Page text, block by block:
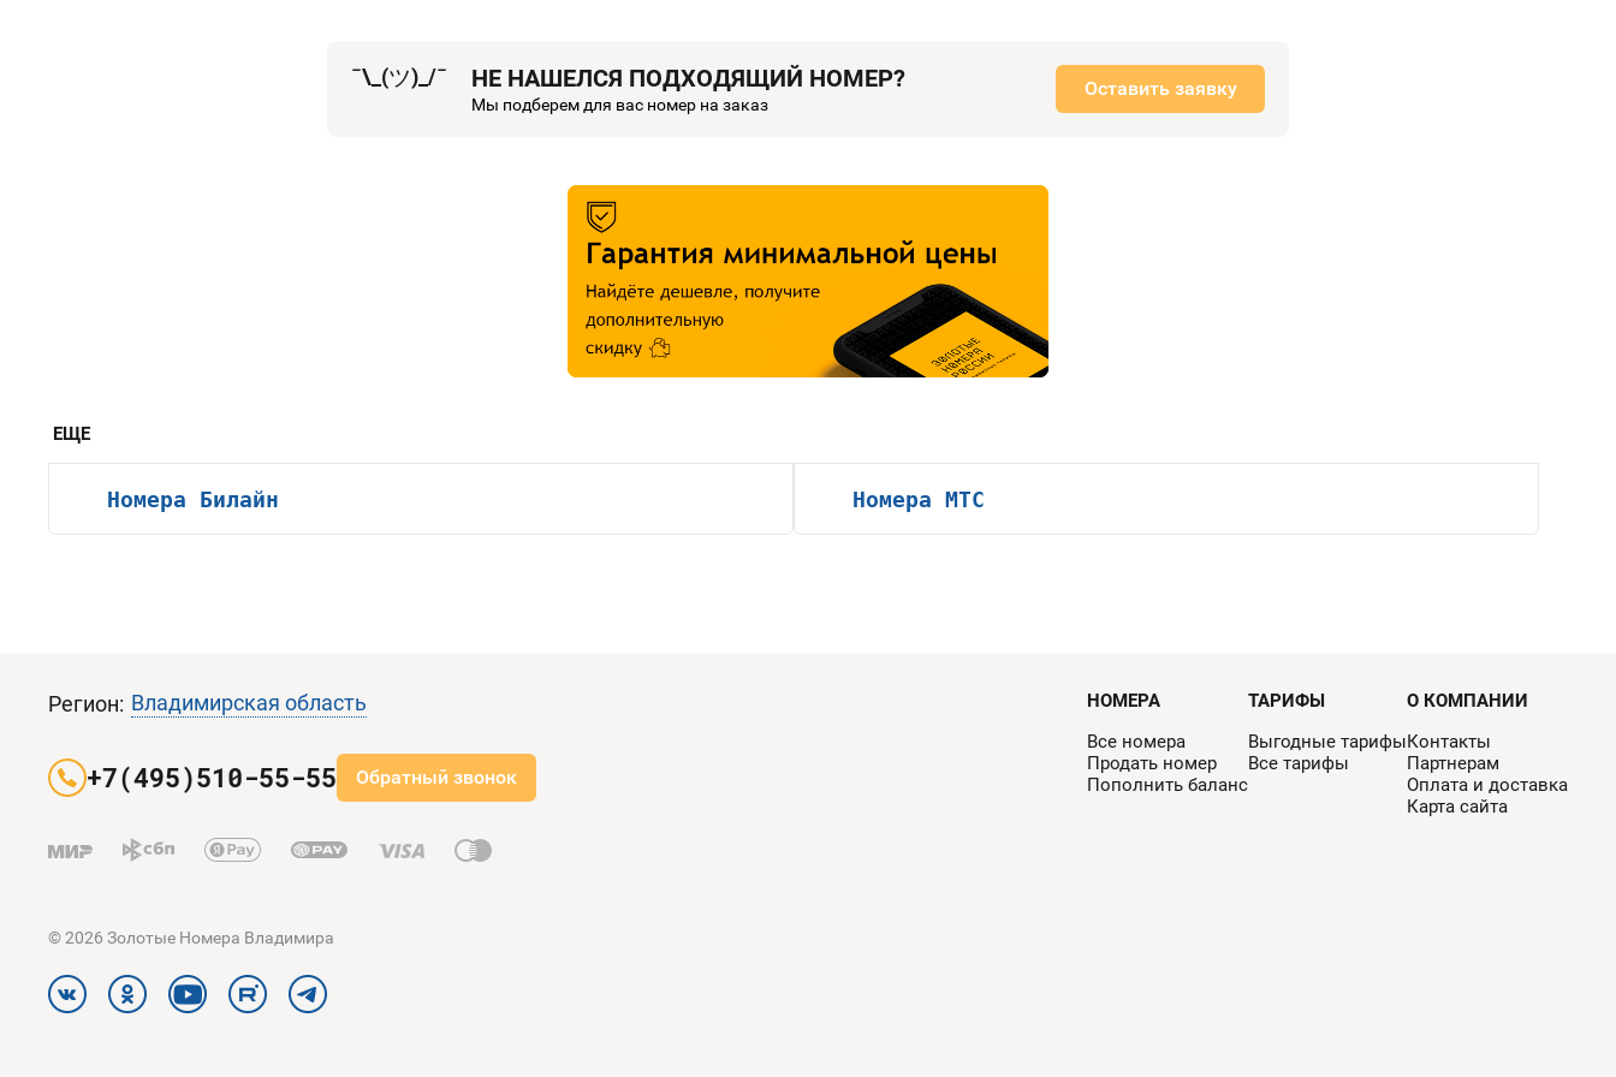
¯\_(ツ)_/¯ НЕ НАШЕЛСЯ ПОДХОДЯЩИЙ НОМЕР?
Мы подберем для вас номер на заказ
Оставить заявку
ЕЩЕ
Номера Билайн Номера МТС
НОМЕРА
Все номера
Продать номер
Пополнить баланс
ТАРИФЫ
Выгодные тарифы
Все тарифы
О КОМПАНИИ
Контакты
Партнерам
Оплата и доставка
Карта сайта
Регион: Владимирская область
+7(495)510-55-55 Обратный звонок
© 2026 Золотые Номера Владимира